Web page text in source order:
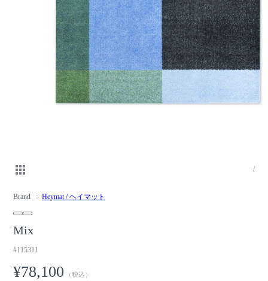
/
Brand Heymat / ヘイマット
Mix
#115311
¥78,100 （税込）